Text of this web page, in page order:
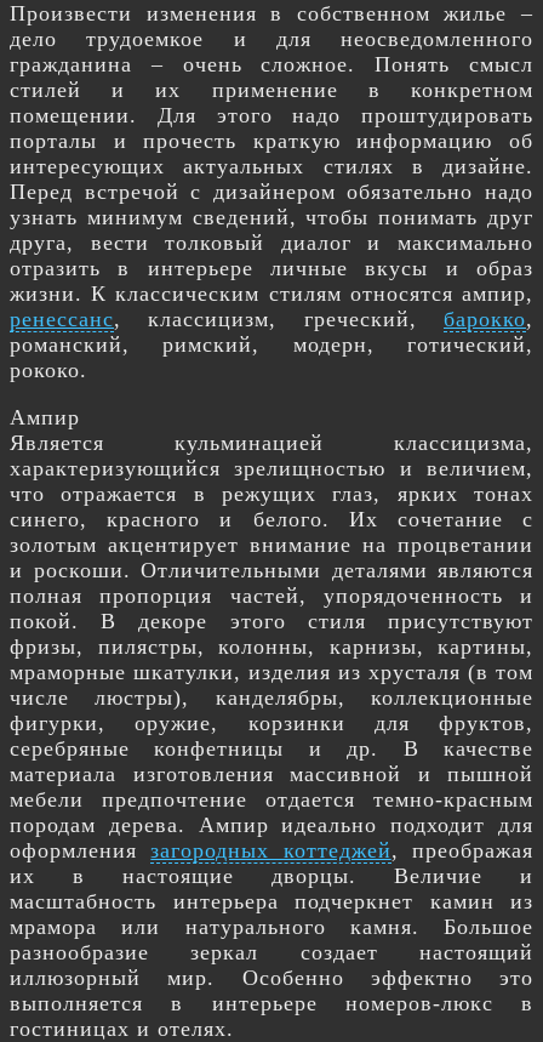
Произвести изменения в собственном жилье –
дело трудоемкое и для неосведомленного
гражданина – очень сложное. Понять смысл
стилей и их применение в конкретном
помещении. Для этого надо проштудировать
порталы и прочесть краткую информацию об
интересующих актуальных стилях в дизайне.
Перед встречой с дизайнером обязательно надо
узнать минимум сведений, чтобы понимать друг
друга, вести толковый диалог и максимально
отразить в интерьере личные вкусы и образ
жизни. К классическим стилям относятся ампир,
ренессанс, классицизм, греческий, барокко,
романский, римский, модерн, готический,
рококо.
Ампир
Является кульминацией классицизма,
характеризующийся зрелищностью и величием,
что отражается в режущих глаз, ярких тонах
синего, красного и белого. Их сочетание с
золотым акцентирует внимание на процветании
и роскоши. Отличительными деталями являются
полная пропорция частей, упорядоченность и
покой. В декоре этого стиля присутствуют
фризы, пилястры, колонны, карнизы, картины,
мраморные шкатулки, изделия из хрусталя (в том
числе люстры), канделябры, коллекционные
фигурки, оружие, корзинки для фруктов,
серебряные конфетницы и др. В качестве
материала изготовления массивной и пышной
мебели предпочтение отдается темно-красным
породам дерева. Ампир идеально подходит для
оформлениязагородных коттеджей, преображая
их в настоящие дворцы. Величие и
масштабность интерьера подчеркнет камин из
мрамора или натурального камня. Большое
разнообразие зеркал создает настоящий
иллюзорный мир. Особенно эффектно это
выполняется в интерьере номеров-люкс в
гостиницах и отелях.